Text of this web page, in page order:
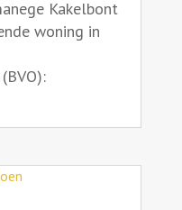
Kakelbont
woning in